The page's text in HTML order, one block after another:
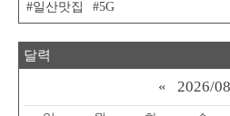
일산맛집
5G
달력
« 2026/08